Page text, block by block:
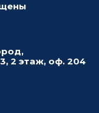
2 этаж, оф. 204